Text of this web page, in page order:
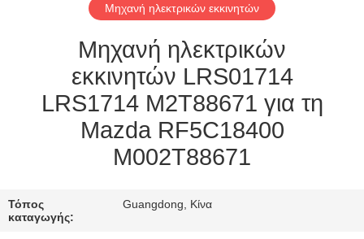
ΠΟΙΟΤΙΚΌΣ
ΈΛΕΓΧΟΣ
ΜΑΣ
ΜΕ
Μηχανή ηλεκτρικών εκκινητών
Μηχανή ηλεκτρικών
εκκινητών LRS01714
LRS1714 M2T88671 για τη
Mazda RF5C18400
M002T88671
Τόπος
καταγωγής:
Guangdong, Κίνα